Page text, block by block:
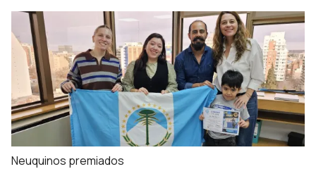
Neuquinos premiados